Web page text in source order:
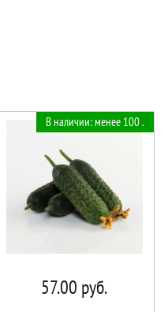
В наличии: менее 100 .
57.00 руб.